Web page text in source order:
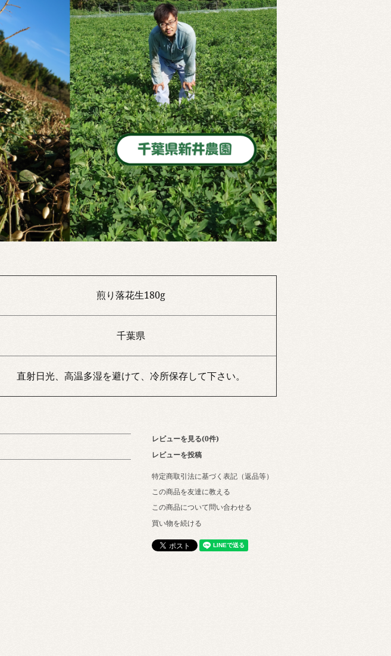
煎り落花生180g
千葉県
直射日光、高温多湿を避けて、冷所保存して下さい。
レビューを見る(0件)
レビューを投稿
特定商取引法に基づく表記（返品等）
この商品を友達に教える
この商品について問い合わせる
買い物を続ける